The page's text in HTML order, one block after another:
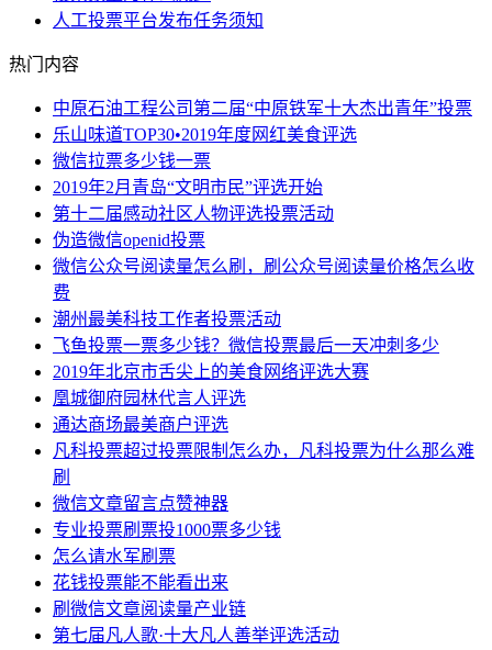
人工投票平台发布任务须知
热门内容
中原石油工程公司第二届“中原铁军十大杰出青年”投票
乐山味道TOP30•2019年度网红美食评选
微信拉票多少钱一票
2019年2月青岛“文明市民”评选开始
第十二届感动社区人物评选投票活动
伪造微信openid投票
微信公众号阅读量怎么刷，刷公众号阅读量价格怎么收
费
潮州最美科技工作者投票活动
飞鱼投票一票多少钱？微信投票最后一天冲刺多少
2019年北京市舌尖上的美食网络评选大赛
凰城御府园林代言人评选
通达商场最美商户评选
凡科投票超过投票限制怎么办，凡科投票为什么那么难
刷
微信文章留言点赞神器
专业投票刷票投1000票多少钱
怎么请水军刷票
花钱投票能不能看出来
刷微信文章阅读量产业链
第七届凡人歌·十大凡人善举评选活动